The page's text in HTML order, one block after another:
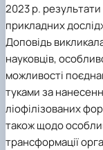
2023 р.
прикладних
Доповідь
науковців,
можливості
туками за
ліофілізованих
також щодо
трансформації